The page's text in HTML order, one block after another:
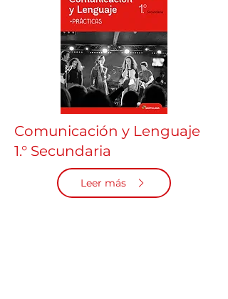
Comunicación y Lenguaje
1.° Secundaria
Leer más